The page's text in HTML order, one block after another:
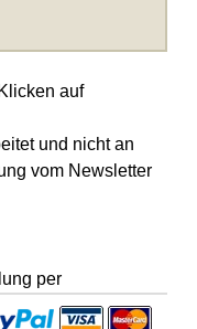
auf
und nicht an
vom Newsletter
per